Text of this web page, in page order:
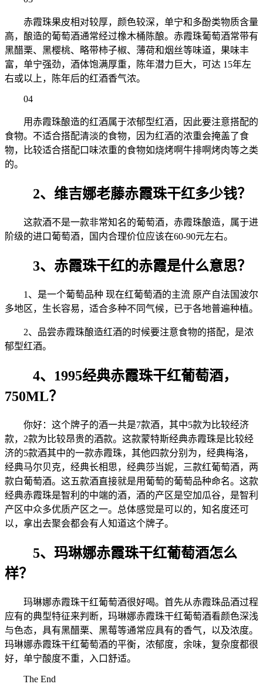
赤霞珠果皮相对较厚，颜色较深，单宁和多酚类物质含量
高，酿造的葡萄酒通常经过橡木桶陈酿。赤霞珠葡萄酒常带有
黑醋栗、黑樱桃、略带柿子椒、薄荷和烟丝等味道，果味丰
富，单宁强劲，酒体饱满厚重，陈年潜力巨大，可达 15年左
右或以上，陈年后的红酒香气浓。
04
用赤霞珠酿造的红酒属于浓郁型红酒，因此要注意搭配的
食物。不适合搭配清淡的食物，因为红酒的浓重会掩盖了食
物，比较适合搭配口味浓重的食物如烧烤啊牛排啊烤肉等之类
的。
2、维吉娜老藤赤霞珠干红多少钱？
这款酒不是一款非常知名的葡萄酒，赤霞珠酿造，属于进
阶级的进口葡萄酒，国内合理价位应该在60-90元左右。
3、赤霞珠干红的赤霞是什么意思？
1、是一个葡萄品种 现在红葡萄酒的主流 原产自法国波尔
多地区，生长容易，适合多种不同气候，已于各地普遍种植。
2、品尝赤霞珠酿造红酒的时候要注意食物的搭配，是浓
郁型红酒。
4、1995经典赤霞珠干红葡萄酒，
750ML？
你好：这个牌子的酒一共是7款酒，其中5款为比较经济
款，2款为比较昂贵的酒款。这款蒙特斯经典赤霞珠是比较经
济的5款酒其中的一款赤霞珠，其他四款分别为，经典梅洛，
经典马尔贝克，经典长相思，经典莎当妮，三款红葡萄酒，两
款白葡萄酒。这五款酒直接就是用葡萄的葡萄品种命名。这款
经典赤霞珠是智利的中端的酒，酒的产区是空加瓜谷，是智利
产区中众多优质产区之一。总体感觉是可以的，知名度还可
以，拿出去聚会都会有人知道这个牌子。
5、玛琳娜赤霞珠干红葡萄酒怎么
样？
玛琳娜赤霞珠干红葡萄酒很好喝。首先从赤霞珠品酒过程
应有的典型特征来判断，玛琳娜赤霞珠干红葡萄酒看颜色深浅
与色态，具有黑醋栗、黑莓等通常应具有的香气，以及浓度。
玛琳娜赤霞珠干红葡萄酒的平衡，浓郁度，余味，复杂度都很
好，单宁酸度不重，入口舒适。
The End